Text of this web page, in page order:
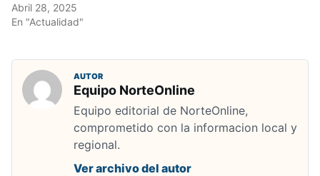
Abril 28, 2025
En "Actualidad"
AUTOR
Equipo NorteOnline
Equipo editorial de NorteOnline,
comprometido con la informacion local y
regional.
Ver archivo del autor